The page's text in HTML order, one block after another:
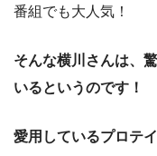
番組でも大人気！
そんな横川さんは、
いるというのです！
愛用しているプロテ